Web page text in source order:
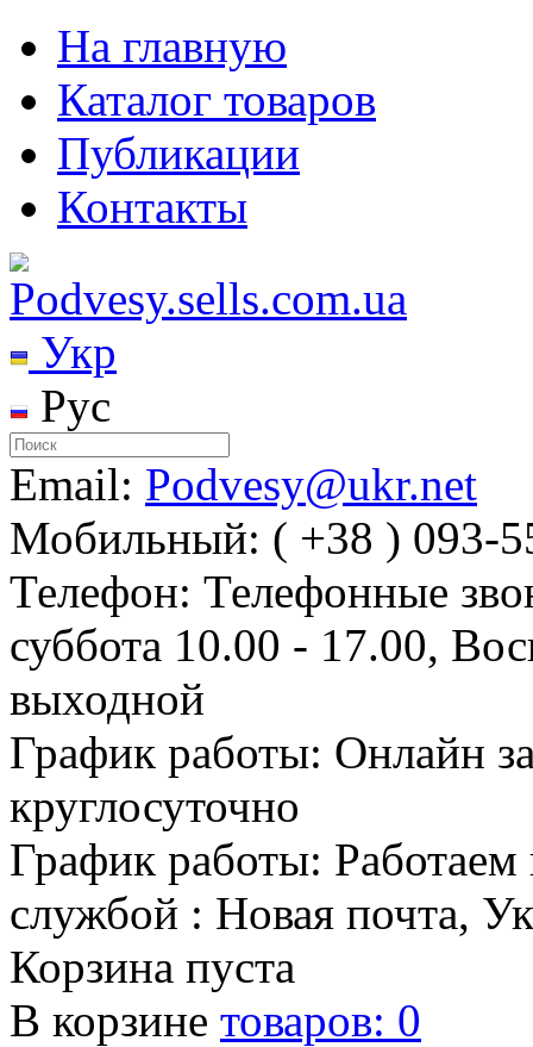
На главную
Каталог товаров
Публикации
Контакты
Укр
Рус
Email: Podvesy@ukr.net
Мобильный: ( +38 ) 093-
Телефон: Телефонные
суббота 10.00 - 17.00,
выходной
График работы: Онлайн
круглосуточно
График работы: Работаем
службой : Новая почта,
Корзина пуста
В корзине товаров: 0